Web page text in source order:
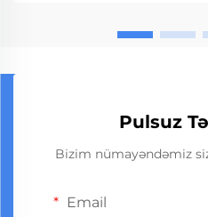
Pulsuz
Bizim nümayəndəmiz
Email